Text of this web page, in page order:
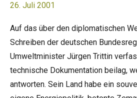
26. Juli 2001
Auf das über den diplomatischen
Schreiben der deutschen
Umweltminister Jürgen Trittin
technische Dokumentation beilag,
antworten. Sein Land habe ein